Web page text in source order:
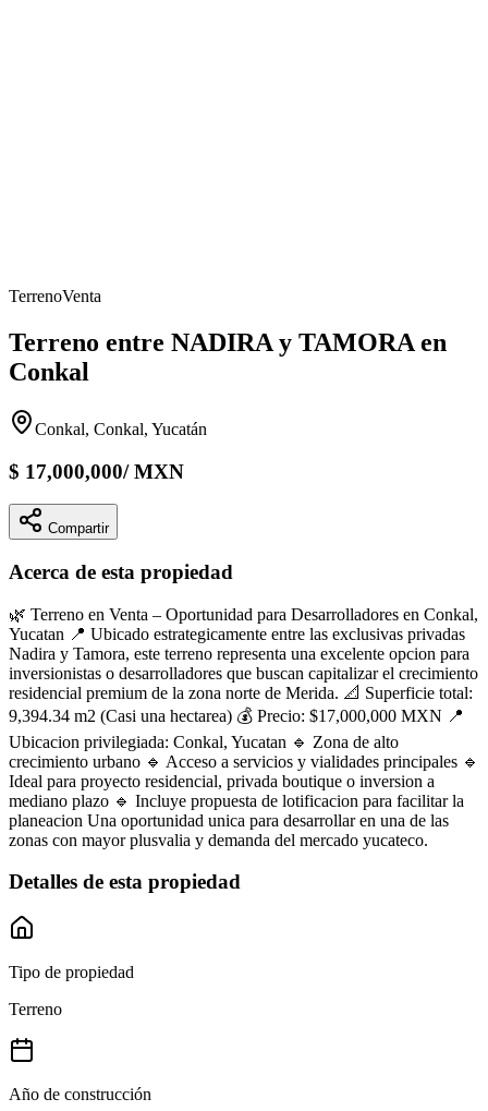
TerrenoVenta
Terreno entre NADIRA y TAMORA en
Conkal
Conkal, Conkal, Yucatán
$ 17,000,000/MXN
Compartir
Acerca de esta propiedad
🌿 Terreno en Venta – Oportunidad para Desarrolladores en Conkal,
Yucatan 📍 Ubicado estrategicamente entre las exclusivas privadas
Nadira y Tamora, este terreno representa una excelente opcion para
inversionistas o desarrolladores que buscan capitalizar el crecimiento
residencial premium de la zona norte de Merida. 📐 Superficie total:
9,394.34 m2 (Casi una hectarea) 💰 Precio: $17,000,000 MXN 📍
Ubicacion privilegiada: Conkal, Yucatan 🔹 Zona de alto
crecimiento urbano 🔹 Acceso a servicios y vialidades principales 🔹
Ideal para proyecto residencial, privada boutique o inversion a
mediano plazo 🔹 Incluye propuesta de lotificacion para facilitar la
planeacion Una oportunidad unica para desarrollar en una de las
zonas con mayor plusvalia y demanda del mercado yucateco.
Detalles de esta propiedad
Tipo de propiedad
Terreno
Año de construcción